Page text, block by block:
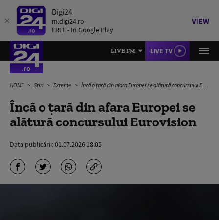
Digi24
m.digi24.ro
FREE - In Google Play
VIEW
LIVE FM LIVE TV
HOME Știri Externe Încă o țară din afara Europei se alătură concursului Eurovision
Încă o țară din afara Europei se
alătură concursului Eurovision
Data publicării:01.07.2026 18:05